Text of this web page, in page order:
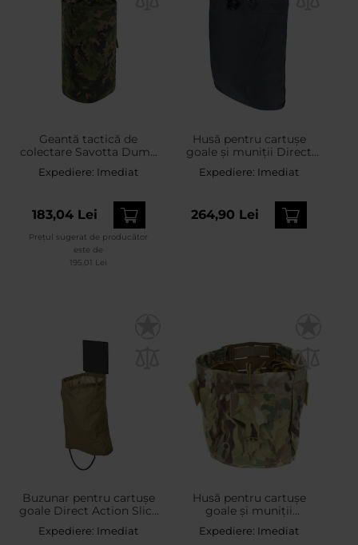
Geantă tactică de
colectare Savotta Dump
Pouch - M05 Finnish
Woodland Camo
Expediere: Imediat
183,04 Lei
Prețul sugerat de producător
este de
195,01 Lei
Husă pentru cartușe
goale și muniții Direct
Action Dump Pouch -
Shadow Grey
Expediere: Imediat
264,90 Lei
Buzunar pentru cartușe
goale Direct Action Slick
Dump Pouch - Ranger
Green
Expediere: Imediat
Husă pentru cartușe
goale și muniții
Lindnerhof Dump Pouch
Small MX463 - MultiCam
Expediere: Imediat